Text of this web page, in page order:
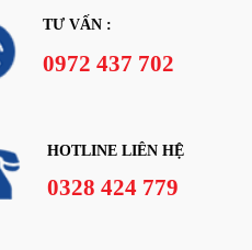
TƯ VẤN :
0972 437 702
HOTLINE LIÊN HỆ
0328 424 779